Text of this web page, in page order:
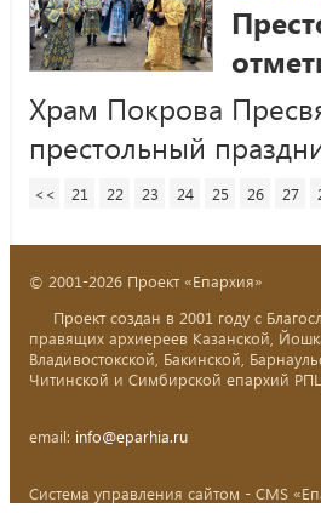
Храм Покрова
престольный
<< 21 22 23 24 25 26 27
© 2001-2026 Проект «Епархия»
Проект создан в 2001 году с
правящих архиереев Казанской,
Владивостокской, Бакинской,
Читинской и Симбирской епархий
email: info@eparhia.ru
Система управления сайтом - CMS